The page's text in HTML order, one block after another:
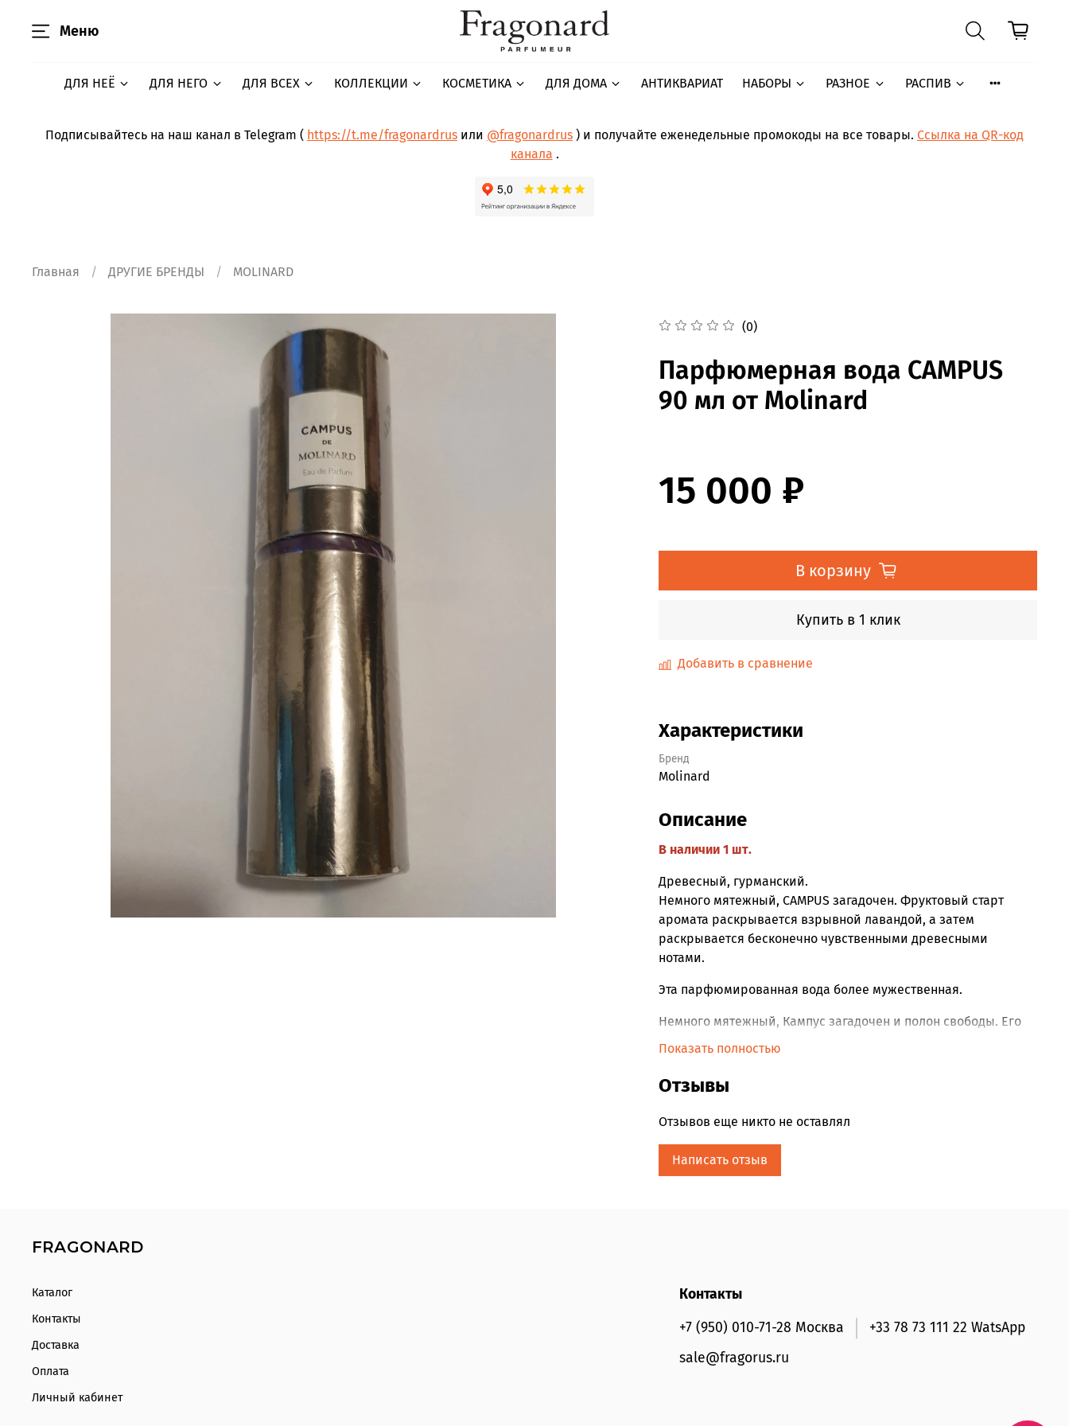
Меню
ДЛЯ НЕЁ ДЛЯ НЕГО ДЛЯ ВСЕХ КОЛЛЕКЦИИ КОСМЕТИКА ДЛЯ ДОМА АНТИКВАРИАТ НАБОРЫ РАЗНОЕ РАСПИВ
Подписывайтесь на наш канал в Telegram ( https://t.me/fragonardrus или @fragonardrus ) и получайте еженедельные промокоды на все товары. Ссылка на QR-код
канала .
Главная ДРУГИЕ БРЕНДЫ MOLINARD
(0)
Парфюмерная вода CAMPUS
90 мл от Molinard
15 000 ₽
В корзину
Купить в 1 клик
Добавить в сравнение
Характеристики
Бренд
Molinard
Описание
В наличии 1 шт.
Древесный, гурманский.
Немного мятежный, CAMPUS загадочен. Фруктовый старт
аромата раскрывается взрывной лавандой, а затем
раскрывается бесконечно чувственными древесными
нотами.
Эта парфюмированная вода более мужественная.
Немного мятежный, Кампус загадочен и полон свободы. Его
фруктовое, соблазнительное начало раскрывается взрывной
древесными нотами.
Верхние ноты :Pomme,
Ноты сердца : Lavande, Géranium, Bois de Santal
Показать полностью
Отзывы
Отзывов еще никто не оставлял
Написать отзыв
FRAGONARD
Каталог
Контакты
Доставка
Оплата
Личный кабинет
Контакты
+7 (950) 010-71-28 Москва
+33 78 73 111 22 WatsApp
sale@fragorus.ru